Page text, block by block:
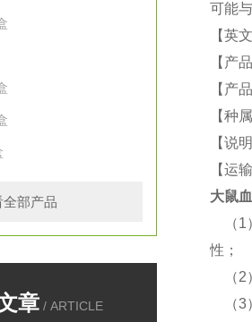
全部产品
章 / ARTICLE
可能
【英
【产
【产
【种
【说
【运
大鼠
（
性；
（
（